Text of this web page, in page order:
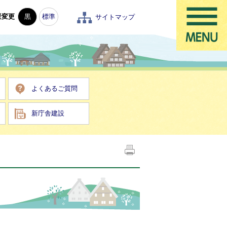
変更 黒 標準 サイトマップ
よくあるご質問
新庁舎建設